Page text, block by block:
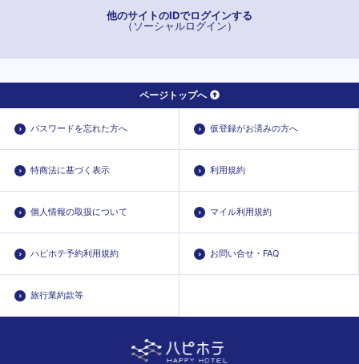
他のサイトのIDでログインする
（ソーシャルログイン）
ページトップへ
パスワードを忘れた方へ 仮登録がお済みの方へ
特商法に基づく表示 利用規約
個人情報の取扱について マイル利用規約
ハピホテ予約利用規約 お問い合せ・FAQ
旅行業約款等